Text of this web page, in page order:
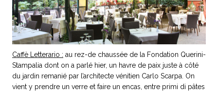
Caffè Letterario : au rez-de chaussée de la Fondation Querini-
Stampalia dont on a parlé hier, un havre de paix juste à côté
du jardin remanié par l’architecte vénitien Carlo Scarpa. On
vient y prendre un verre et faire un encas, entre primi di pâtes